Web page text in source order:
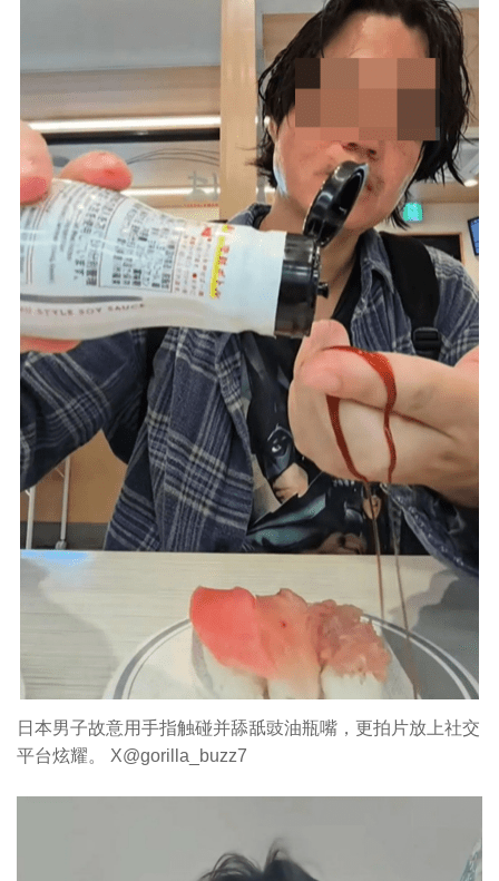
日本男子故意用手指触碰并舔舐豉油瓶嘴，更拍片放上社交
平台炫耀。 X@gorilla_buzz7